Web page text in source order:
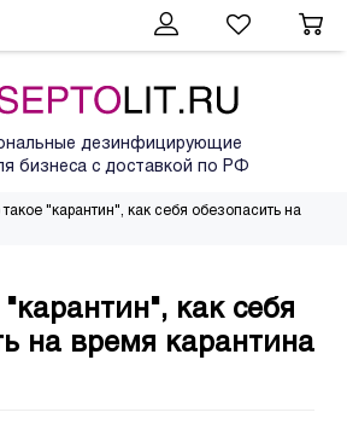
дезинфицирующие
бизнеса с доставкой по РФ
такое "карантин", как себя обезопасить на
как себя
на время карантина